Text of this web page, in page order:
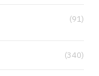
(91)
(340)